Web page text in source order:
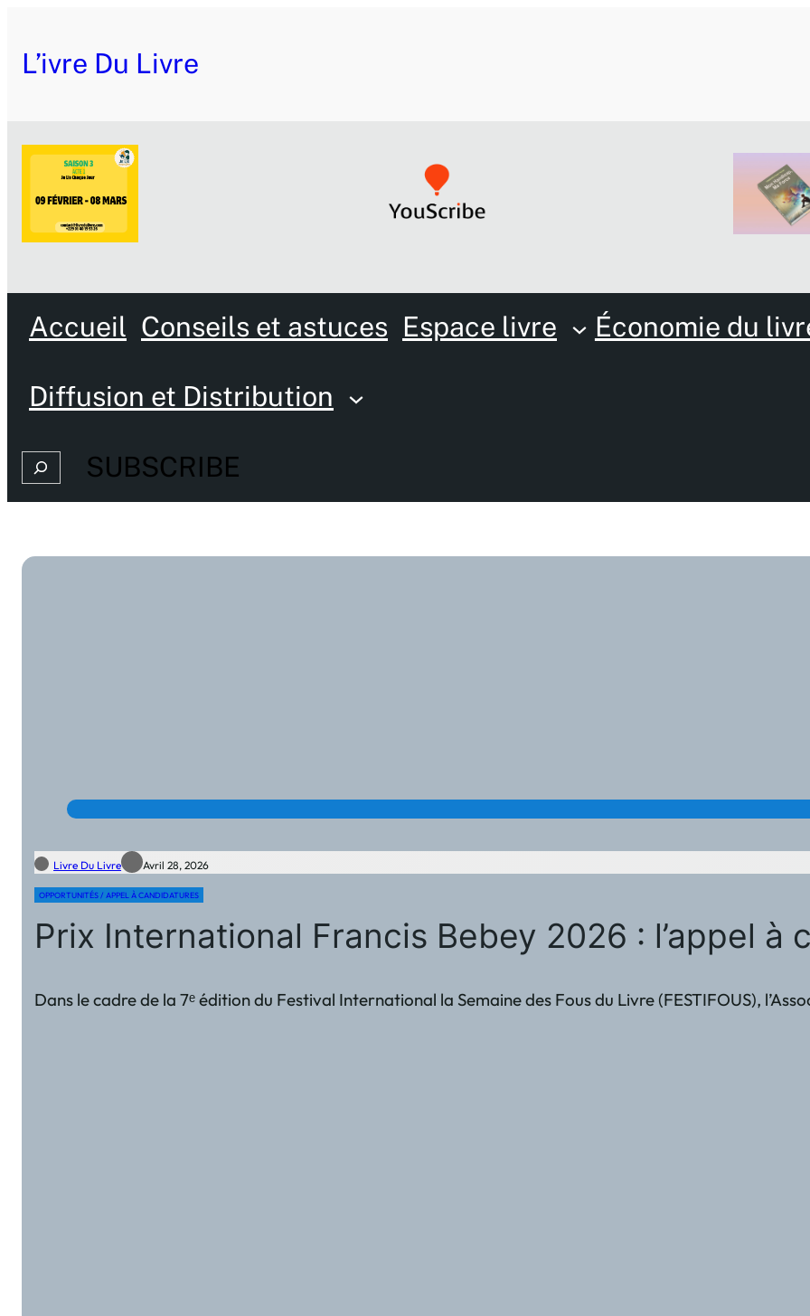
L’ivre Du Livre
Accueil Conseils et astuces Espace livre Économie du
Diffusion et Distribution
SearchSUBSCRIBE
Livre Du Livre Avril 28, 2026
OPPORTUNITÉS / APPEL À CANDIDATURES
Prix International Francis Bebey 2026 : l’appel
Dans le cadre de la 7ᵉ édition du Festival International la Semaine des Fous du Livre (FESTIFOUS),